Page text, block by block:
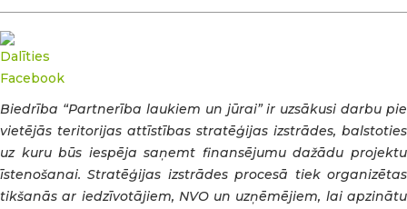
Biedrība “Partnerība laukiem un jūrai” ir uzsākusi darbu pie
vietējās teritorijas attīstības stratēģijas izstrādes, balstoties
uz kuru būs iespēja saņemt finansējumu dažādu projektu
īstenošanai. Stratēģijas izstrādes procesā tiek organizētas
tikšanās ar iedzīvotājiem, NVO un uzņēmējiem, lai apzinātu